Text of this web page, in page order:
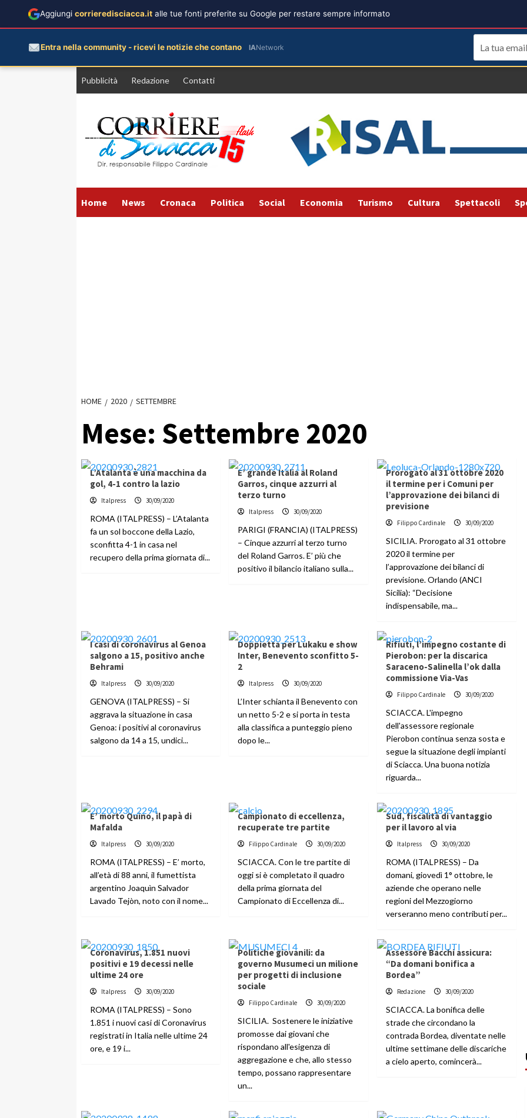
Pubblicità Redazione Contatti
Home News Cronaca Politica Social Economia Turismo Cultura Spettacoli
HOME 2020 SETTEMBRE
Mese: Settembre 2020
L’Atalanta è una macchina da
gol, 4-1 contro la lazio
Italpress 30/09/2020
ROMA (ITALPRESS) – L’Atalanta
fa un sol boccone della Lazio,
sconfitta 4-1 in casa nel
recupero della prima giornata di...
E’ grande Italia al Roland
Garros, cinque azzurri al
terzo turno
Italpress 30/09/2020
PARIGI (FRANCIA) (ITALPRESS)
– Cinque azzurri al terzo turno
del Roland Garros. E’ più che
positivo il bilancio italiano sulla...
Prorogato al 31 ottobre 2020
il termine per i Comuni per
l’approvazione dei bilanci di
previsione
Filippo Cardinale 30/09/2020
SICILIA. Prorogato al 31 ottobre
2020 il termine per
l’approvazione dei bilanci di
previsione. Orlando (ANCI
Sicilia): “Decisione
indispensabile, ma...
I casi di coronavirus al Genoa
salgono a 15, positivo anche
Behrami
Italpress 30/09/2020
GENOVA (ITALPRESS) – Si
aggrava la situazione in casa
Genoa: i positivi al coronavirus
salgono da 14 a 15, undici...
Doppietta per Lukaku e show
Inter, Benevento sconfitto 5-
2
Italpress 30/09/2020
L’Inter schianta il Benevento con
un netto 5-2 e si porta in testa
alla classifica a punteggio pieno
dopo le...
Rifiuti, l’impegno costante di
Pierobon: per la discarica
Saraceno-Salinella l’ok dalla
commissione Via-Vas
Filippo Cardinale 30/09/2020
SCIACCA. L'impegno
dell'assessore regionale
Pierobon continua senza sosta e
segue la situazione degli impianti
di Sciacca. Una buona notizia
riguarda...
E’ morto Quino, il papà di
Mafalda
Italpress 30/09/2020
ROMA (ITALPRESS) – E’ morto,
all’età di 88 anni, il fumettista
argentino Joaquìn Salvador
Lavado Tejòn, noto con il nome...
Campionato di eccellenza,
recuperate tre partite
Filippo Cardinale 30/09/2020
SCIACCA. Con le tre partite di
oggi si è completato il quadro
della prima giornata del
Campionato di Eccellenza di...
Sud, fiscalità di vantaggio
per il lavoro al via
Italpress 30/09/2020
ROMA (ITALPRESS) – Da
domani, giovedì 1° ottobre, le
aziende che operano nelle
regioni del Mezzogiorno
verseranno meno contributi per...
Coronavirus, 1.851 nuovi
positivi e 19 decessi nelle
ultime 24 ore
Italpress 30/09/2020
ROMA (ITALPRESS) – Sono
1.851 i nuovi casi di Coronavirus
registrati in Italia nelle ultime 24
ore, e 19 i...
Politiche giovanili: da
governo Musumeci un milione
per progetti di inclusione
sociale
Filippo Cardinale 30/09/2020
SICILIA. Sostenere le iniziative
promosse dai giovani che
rispondano all'esigenza di
aggregazione e che, allo stesso
tempo, possano rappresentare
un...
Assessore Bacchi assicura:
“Da domani bonifica a
Bordea”
Redazione 30/09/2020
SCIACCA. La bonifica delle
strade che circondano la
contrada Bordea, diventate nelle
ultime settimane delle discariche
a cielo aperto, comincerà...
Aggiungi corrieredisciacca.it alle tue fonti preferite su Google per restare sempre informato
Entra nella community - ricevi le notizie che contano IANetwork